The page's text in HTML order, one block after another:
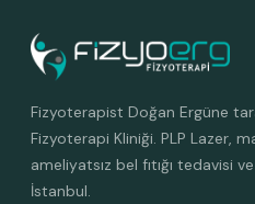
Fizyoterapist Doğan Ergüne
Fizyoterapi Kliniği. PLP Lazer,
ameliyatsız bel fıtığı tedavisi
İstanbul.